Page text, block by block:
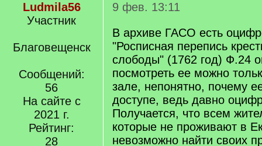
Ludmila56
Участник
Благовещенск
Сообщений:
56
На сайте с
2021 г.
Рейтинг:
28
9 фев. 13:11
В архиве ГАСО есть
"Росписная перепись
слободы" (1762 год) Ф.24
посмотреть ее можно
зале, непонятно, почему
доступе, ведь давно
Получается, что всем
которые не проживают в
невозможно найти своих